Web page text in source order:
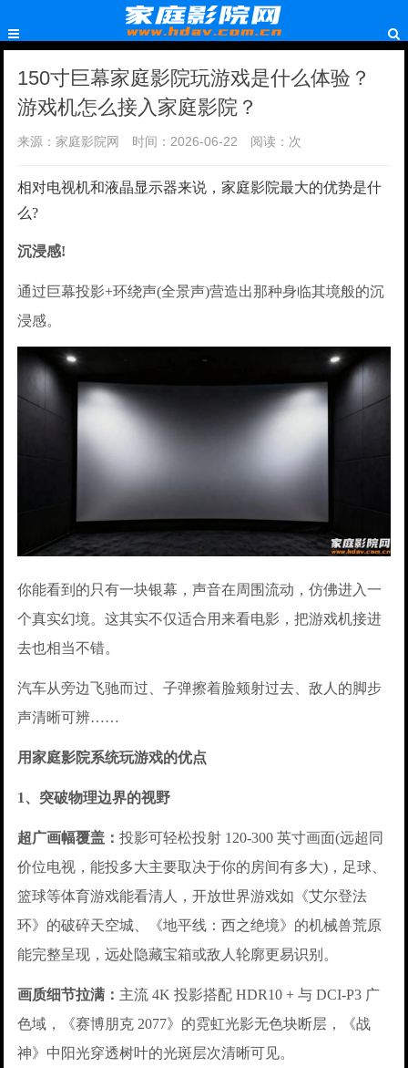
150寸巨幕家庭影院玩游戏是什么体验？
游戏机怎么接入家庭影院？
来源：家庭影院网 时间：2026-06-22 阅读： 次
相对电视机和液晶显示器来说，家庭影院最大的优势是什
么?
沉浸感!
通过巨幕投影+环绕声(全景声)营造出那种身临其境般的沉
浸感。
你能看到的只有一块银幕，声音在周围流动，仿佛进入一
个真实幻境。这其实不仅适合用来看电影，把游戏机接进
去也相当不错。
汽车从旁边飞驰而过、子弹擦着脸颊射过去、敌人的脚步
声清晰可辨……
用家庭影院系统玩游戏的优点
1、突破物理边界的视野
超广画幅覆盖：投影可轻松投射 120-300 英寸画面(远超同
价位电视，能投多大主要取决于你的房间有多大)，足球、
篮球等体育游戏能看清人，开放世界游戏如《艾尔登法
环》的破碎天空城、《地平线：西之绝境》的机械兽荒原
能完整呈现，远处隐藏宝箱或敌人轮廓更易识别。
画质细节拉满： 主流 4K 投影搭配 HDR10 + 与 DCI-P3 广
色域，《赛博朋克 2077》的霓虹光影无色块断层，《战
神》中阳光穿透树叶的光斑层次清晰可见。